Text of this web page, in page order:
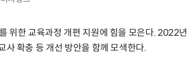
위한 교육과정 개편 지원에 힘을 모은다. 2022년
사 확충 등 개선 방안을 함께 모색한다.